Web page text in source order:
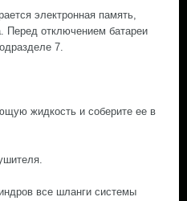
электронная память,
Перед отключением батареи
7.
жидкость и соберите ее в
все шланги системы